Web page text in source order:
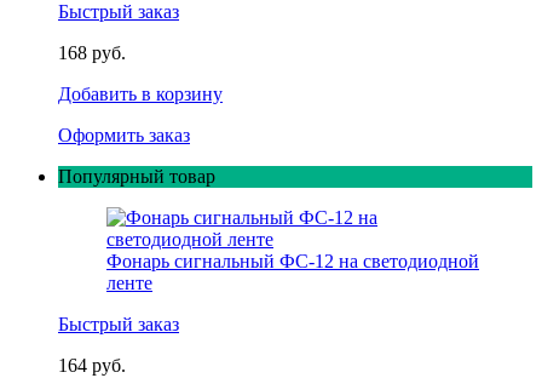
Быстрый заказ
168 руб.
Добавить в корзину
Оформить заказ
Популярный товар
Фонарь сигнальный ФС-12 на светодиодной
ленте
Быстрый заказ
164 руб.